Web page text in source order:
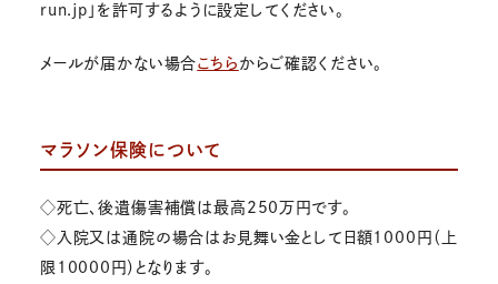
run.jp」を許可するように設定してください。
メールが届かない場合こちら からご確認ください。
マラソン保険について
◇死亡、後遺傷害補償は最高250万円です。
◇入院又は通院の場合はお見舞い金として日額1000円（上
限10000円）となります。